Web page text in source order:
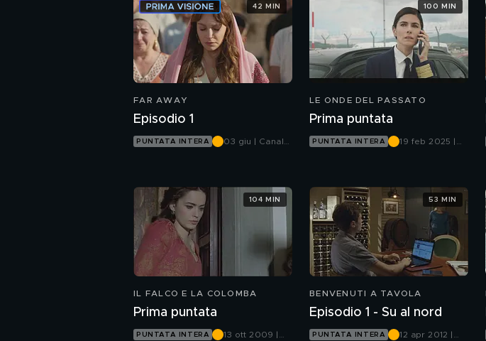
FAR AWAY
Episodio 1
PUNTATA INTERA
03 giu | Canale
42 MIN
LE ONDE DEL PASSATO
Prima puntata
PUNTATA INTERA
19 feb 2025 |
100 MIN
IL FALCO E LA COLOMBA
Prima puntata
PUNTATA INTERA 13 ott 2009 |
104 MIN
BENVENUTI A TAVOLA
Episodio 1 - Su al nord
PUNTATA INTERA 12 apr 2012 |
53 MIN